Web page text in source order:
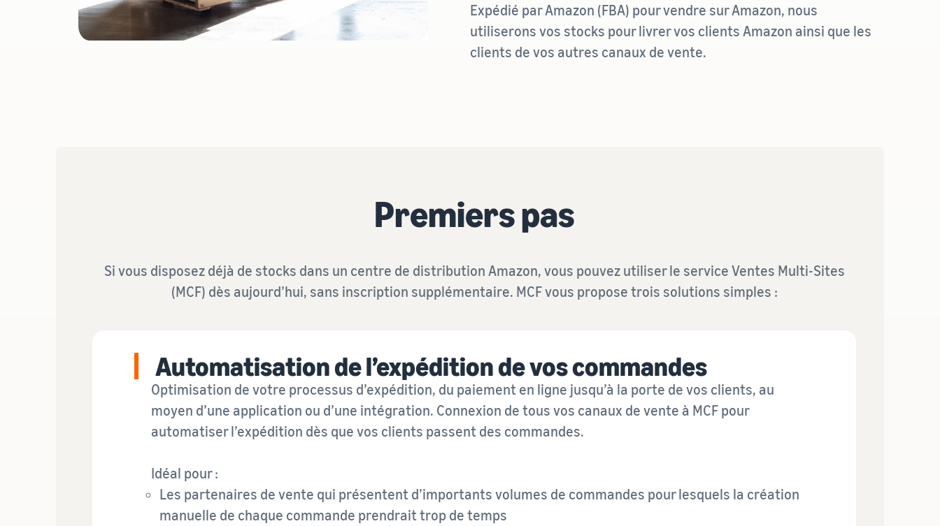
Expédié par Amazon (FBA) pour vendre sur Amazon, nous
utiliserons vos stocks pour livrer vos clients Amazon ainsi que les
clients de vos autres canaux de vente.
Premiers pas
Si vous disposez déjà de stocks dans un centre de distribution Amazon, vous pouvez utiliser le service Ventes Multi-Sites
(MCF) dès aujourd’hui, sans inscription supplémentaire. MCF vous propose trois solutions simples :
Automatisation de l’expédition de vos commandes
Optimisation de votre processus d’expédition, du paiement en ligne jusqu’à la porte de vos clients, au
moyen d’une application ou d’une intégration. Connexion de tous vos canaux de vente à MCF pour
automatiser l’expédition dès que vos clients passent des commandes.
Idéal pour :
Les partenaires de vente qui présentent d’importants volumes de commandes pour lesquels la création
manuelle de chaque commande prendrait trop de temps